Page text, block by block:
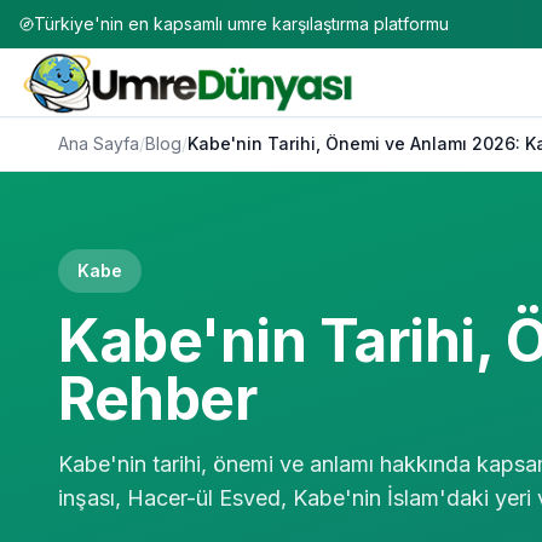
Türkiye'nin en kapsamlı umre karşılaştırma platformu
Ana Sayfa/Blog/Kabe'nin Tarihi, Önemi ve Anlamı 2026:
Kabe
Kabe'nin Tarihi,
Rehber
Kabe'nin tarihi, önemi ve anlamı hakkında
inşası, Hacer-ül Esved, Kabe'nin İslam'daki